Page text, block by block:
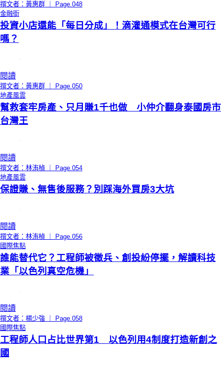
撰文者：黃惠群 ｜ Page.048
金融街
投資小店還能「每日分成」！滴灌通模式在台灣可行
嗎？
閱讀
撰文者：黃惠群 ｜ Page.050
地產風雲
幫救套牢房產、只月賺1千也做 小仲介翻身泰國房市
台灣王
閱讀
撰文者：林洧楨 ｜ Page.054
地產風雲
保證賺、無售後服務？別踩海外買房3大坑
閱讀
撰文者：林洧楨 ｜ Page.056
國際焦點
誰能替代它？工程師被徵兵、創投紛停擺，解讀科技
業「以色列真空危機」
閱讀
撰文者：楊少強 ｜ Page.058
國際焦點
工程師人口占比世界第1 以色列用4制度打造新創之
國